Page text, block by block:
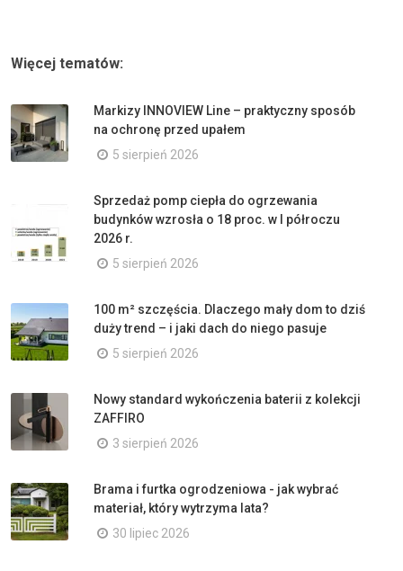
Więcej tematów:
Markizy INNOVIEW Line – praktyczny sposób
na ochronę przed upałem
5 sierpień 2026
Sprzedaż pomp ciepła do ogrzewania
budynków wzrosła o 18 proc. w I półroczu
2026 r.
5 sierpień 2026
100 m² szczęścia. Dlaczego mały dom to dziś
duży trend – i jaki dach do niego pasuje
5 sierpień 2026
Nowy standard wykończenia baterii z kolekcji
ZAFFIRO
3 sierpień 2026
Brama i furtka ogrodzeniowa - jak wybrać
materiał, który wytrzyma lata?
30 lipiec 2026